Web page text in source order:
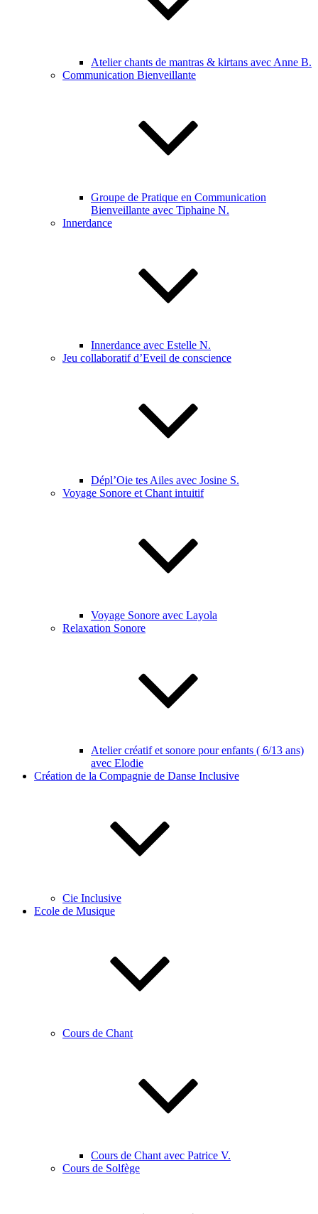
Atelier chants de mantras & kirtans avec Anne B.
Communication Bienveillante
Groupe de Pratique en Communication
Bienveillante avec Tiphaine N.
Innerdance
Innerdance avec Estelle N.
Jeu collaboratif d’Eveil de conscience
Dépl’Oie tes Ailes avec Josine S.
Voyage Sonore et Chant intuitif
Voyage Sonore avec Layola
Relaxation Sonore
Atelier créatif et sonore pour enfants ( 6/13 ans)
avec Elodie
Création de la Compagnie de Danse Inclusive
Cie Inclusive
Ecole de Musique
Cours de Chant
Cours de Chant avec Patrice V.
Cours de Solfège